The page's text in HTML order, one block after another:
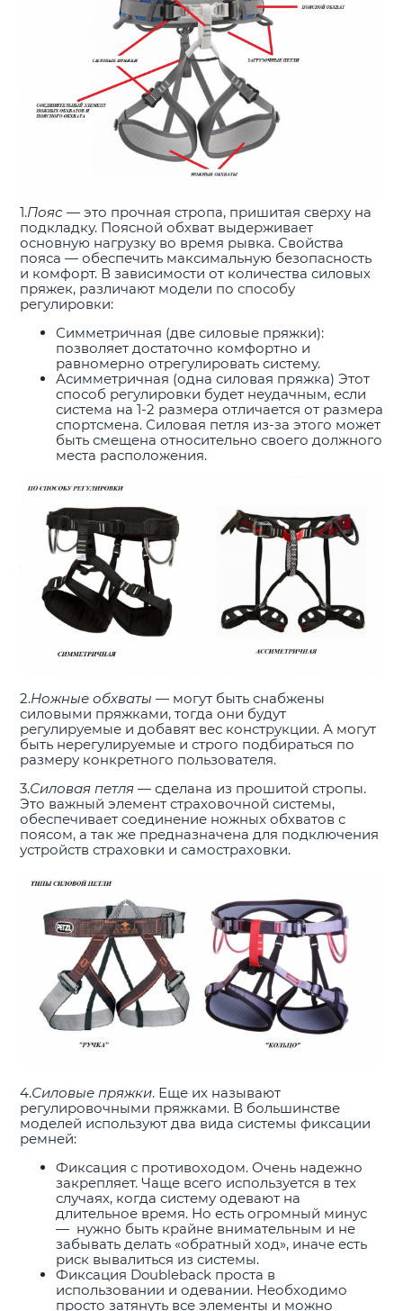
1.Пояс — это прочная стропа, пришитая сверху на
подкладку. Поясной обхват выдерживает
основную нагрузку во время рывка. Свойства
пояса — обеспечить максимальную безопасность
и комфорт. В зависимости от количества силовых
пряжек, различают модели по способу
регулировки:
Симметричная (две силовые пряжки):
позволяет достаточно комфортно и
равномерно отрегулировать систему.
Асимметричная (одна силовая пряжка) Этот
способ регулировки будет неудачным, если
система на 1-2 размера отличается от размера
спортсмена. Силовая петля из-за этого может
быть смещена относительно своего должного
места расположения.
2.Ножные обхваты — могут быть снабжены
силовыми пряжками, тогда они будут
регулируемые и добавят вес конструкции. А могут
быть нерегулируемые и строго подбираться по
размеру конкретного пользователя.
3.Силовая петля — сделана из прошитой стропы.
Это важный элемент страховочной системы,
обеспечивает соединение ножных обхватов с
поясом, а так же предназначена для подключения
устройств страховки и самостраховки.
4.Силовые пряжки. Еще их называют
регулировочными пряжками. В большинстве
моделей используют два вида системы фиксации
ремней:
Фиксация с противоходом. Очень надежно
закрепляет. Чаще всего используется в тех
случаях, когда систему одевают на
длительное время. Но есть огромный минус
— нужно быть крайне внимательным и не
забывать делать «обратный ход», иначе есть
риск вывалиться из системы.
Фиксация Doubleback проста в
использовании и одевании. Необходимо
просто затянуть все элементы и можно